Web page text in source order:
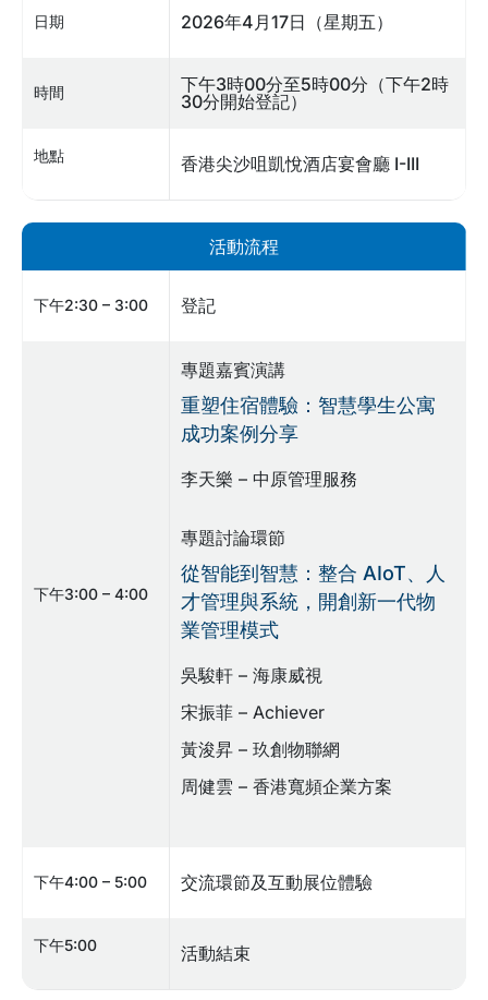
日期 2026年4月17日（星期五）
時間
下午3時00分至5時00分（下午2時
30分開始登記）
地點 香港尖沙咀凱悅酒店宴會廳 I-III
活動流程
下午2:30 – 3:00 登記
下午3:00 – 4:00
專題嘉賓演講
重塑住宿體驗：智慧學生公寓
成功案例分享
李天樂 – 中原管理服務
專題討論環節
從智能到智慧：整合 AIoT、人
才管理與系統，開創新一代物
業管理模式
吳駿軒 – 海康威視
宋振菲 – Achiever
黃浚昇 – 玖創物聯網
周健雲 – 香港寬頻企業方案
下午4:00 – 5:00 交流環節及互動展位體驗
下午5:00 活動結束